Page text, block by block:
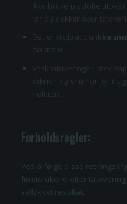
ikke bruke plasfolie
før du dekker over
Det er viktig at du ikke
plastfolie.
Vask tatoveringen med
våkner, og smør en tynt
helt tørr.
Forholdsregler:
Ved å følge disse
første ukene etter
vellykket resultat.